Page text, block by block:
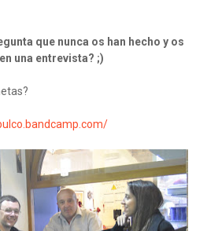
que nunca os han hecho y os
una entrevista? ;)